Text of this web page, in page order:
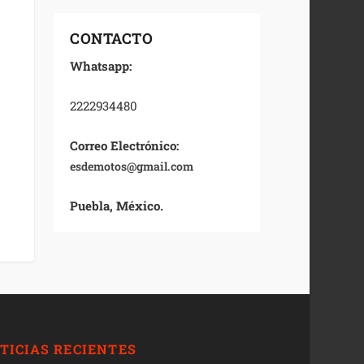
CONTACTO
Whatsapp:
2222934480
Correo Electrónico:
esdemotos@gmail.com
Puebla, México.
RECIENTES